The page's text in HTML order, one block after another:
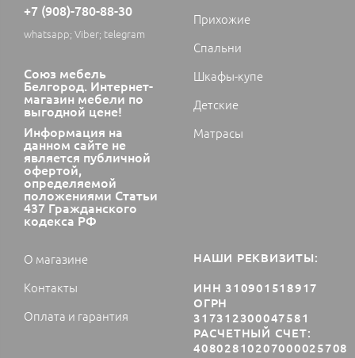
+7 (908)-780-88-30
whatsapp; Viber; telegram
Союз мебель
Белгород. Интернет-
магазин мебели по
выгодной цене!
Информация на
данном сайте не
является публичной
офертой,
определяемой
положениями Статьи
437 Гражданского
кодекса РФ
Прихожие
Спальни
Шкафы-купе
Детские
Матрасы
О магазине
Контакты
Оплата и гарантия
НАШИ РЕКВИЗИТЫ:
ИНН 310901518917
ОГРН
317312300047581
РАСЧЕТНЫЙ СЧЕТ:
40802810207000025708